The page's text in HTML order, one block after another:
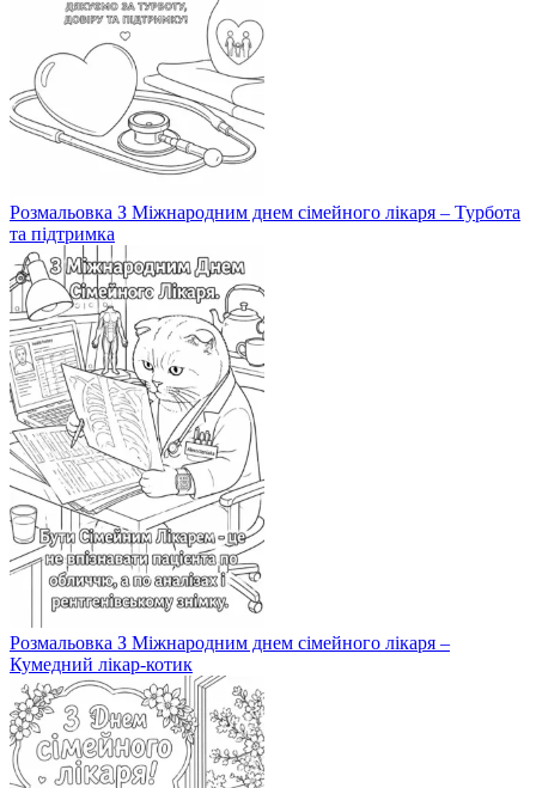
Розмальовка З Міжнародним днем сімейного лікаря – Турбота
та підтримка
Розмальовка З Міжнародним днем сімейного лікаря –
Кумедний лікар-котик